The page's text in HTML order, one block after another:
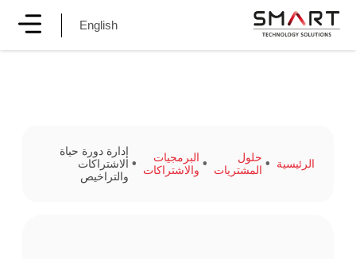
English
الرئيسية
حلول
المشتريات
البرمجيات
والاشتراكات
إدارة دورة حياة
الاشتراكات
والتراخيص